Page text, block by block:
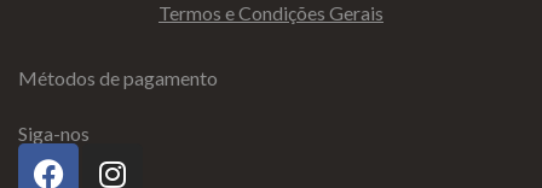
Termos e Condições Gerais
Métodos de pagamento
Siga-nos